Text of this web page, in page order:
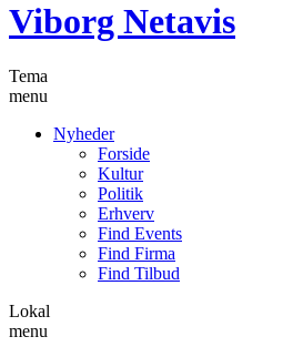
Viborg Netavis
Tema
menu
Nyheder
Forside
Kultur
Politik
Erhverv
Find Events
Find Firma
Find Tilbud
Lokal
menu